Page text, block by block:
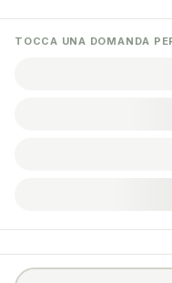
TOCCA UNA DOMANDA